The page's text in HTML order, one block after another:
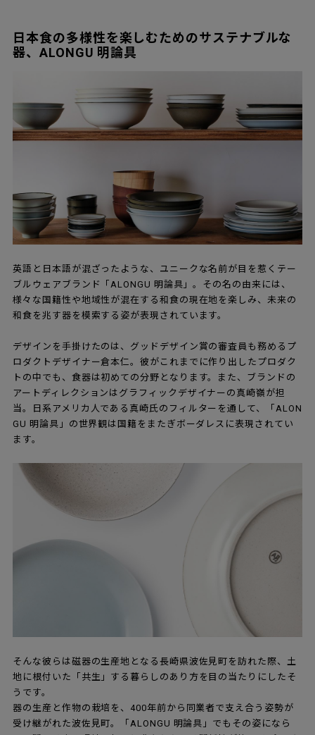
日本食の多様性を楽しむためのサステナブルな
器、ALONGU 明論具
英語と日本語が混ざったような、ユニークな名前が目を惹くテー
ブルウェアブランド「ALONGU 明論具」。その名の由来には、
様々な国籍性や地域性が混在する和食の現在地を楽しみ、未来の
和食を兆す器を模索する姿が表現されています。
デザインを手掛けたのは、グッドデザイン賞の審査員も務めるプ
ロダクトデザイナー倉本仁。彼がこれまでに作り出したプロダク
トの中でも、食器は初めての分野となります。また、ブランドの
アートディレクションはグラフィックデザイナーの真崎嶺が担
当。日系アメリカ人である真崎氏のフィルターを通して、「ALON
GU 明論具」の世界観は国籍をまたぎボーダレスに表現されてい
ます。
そんな彼らは磁器の生産地となる長崎県波佐見町を訪れた際、土
地に根付いた「共生」する暮らしのあり方を目の当たりにしたそ
うです。
器の生産と作物の栽培を、400年前から同業者で支え合う姿勢が
受け継がれた波佐見町。「ALONGU 明論具」でもその姿になら